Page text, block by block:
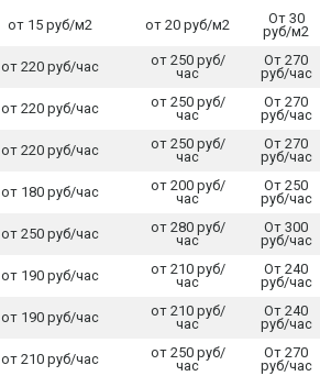
от 15 руб/м2 от 20 руб/м2
От 30
руб/м2
от 220 руб/час
от 250 руб/
час
От 270
руб/час
от 220 руб/час
от 250 руб/
час
От 270
руб/час
от 220 руб/час
от 250 руб/
час
От 270
руб/час
от 180 руб/час
от 200 руб/
час
От 250
руб/час
от 250 руб/час
от 280 руб/
час
От 300
руб/час
от 190 руб/час
от 210 руб/
час
От 240
руб/час
от 190 руб/час
от 210 руб/
час
От 240
руб/час
от 210 руб/час
от 250 руб/
час
От 270
руб/час